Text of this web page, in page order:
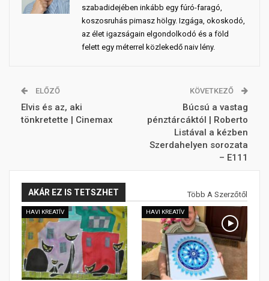
szabadidejében inkább egy fúró-faragó,
koszosruhás pimasz hölgy. Izgága, okoskodó,
az élet igazságain elgondolkodó és a föld
felett egy méterrel közlekedő naiv lény.
ELŐZŐ
Elvis és az, aki
tönkretette | Cinemax
KÖVETKEZŐ
Búcsú a vastag
pénztárcáktól | Roberto
Listával a kézben
Szerdahelyen sorozata
– E111
AKÁR EZ IS TETSZHET Több A Szerzőtől
HAVI KREATÍV HAVI KREATÍV